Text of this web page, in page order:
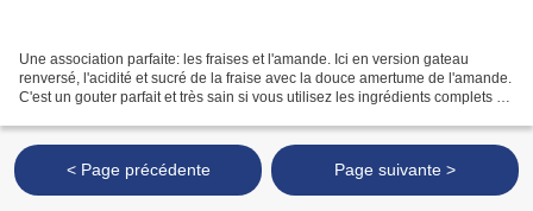
Une association parfaite: les fraises et l'amande. Ici en version gateau
renversé, l'acidité et sucré de la fraise avec la douce amertume de l'amande.
C'est un gouter parfait et très sain si vous utilisez les ingrédients complets et
< Page précédente Page suivante >